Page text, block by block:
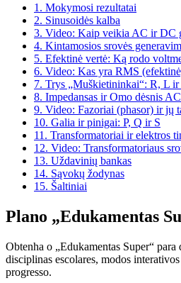
1. Mokymosi rezultatai
2. Sinusoidės kalba
3. Video: Kaip veikia AC ir DC
4. Kintamosios srovės
5. Efektinė vertė: Ką rodo
6. Video: Kas yra RMS
7. Trys „Muškietininkai“: R, L ir
8. Impedansas ir Omo dėsnis
9. Video: Fazoriai (phasor) ir jų
10. Galia ir pinigai: P, Q ir S
11. Transformatoriai ir elektros
12. Video: Transformatoriaus
13. Uždavinių bankas
14. Sąvokų žodynas
15. Šaltiniai
Plano „Edukamentas
Obtenha o „Edukamentas Super“ para
disciplinas escolares, modos
progresso.